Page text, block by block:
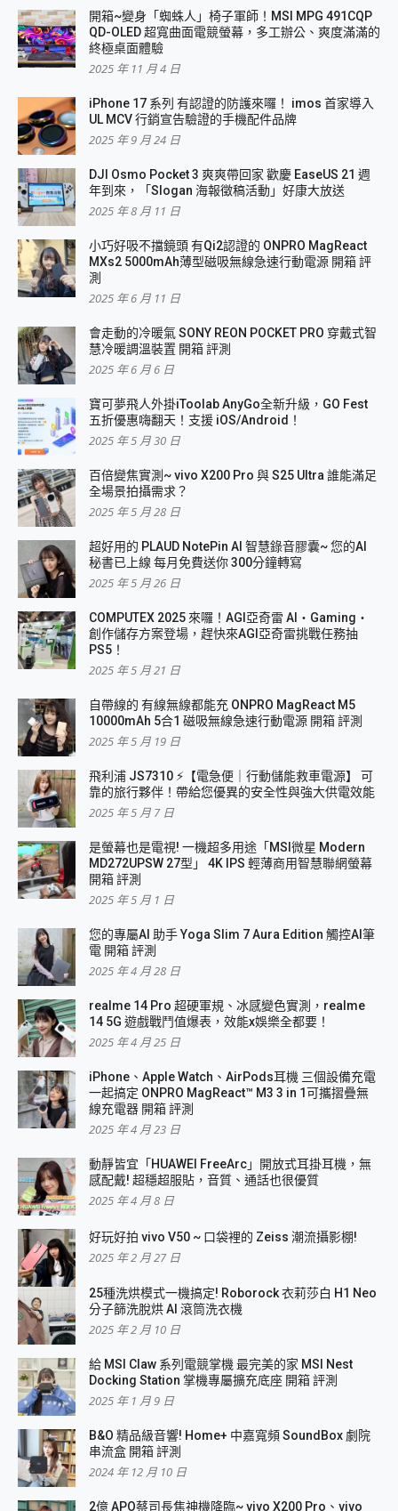
開箱~變身「蜘蛛人」椅子軍師！MSI MPG 491CQP
QD-OLED 超寬曲面電競螢幕，多工辦公、爽度滿滿的
終極桌面體驗
2025 年 11 月 4 日
iPhone 17 系列 有認證的防護來囉！ imos 首家導入
UL MCV 行銷宣告驗證的手機配件品牌
2025 年 9 月 24 日
DJI Osmo Pocket 3 爽爽帶回家 歡慶 EaseUS 21 週
年到來，「Slogan 海報徵稿活動」好康大放送
2025 年 8 月 11 日
小巧好吸不擋鏡頭 有Qi2認證的 ONPRO MagReact
MXs2 5000mAh薄型磁吸無線急速行動電源 開箱 評
測
2025 年 6 月 11 日
會走動的冷暖氣 SONY REON POCKET PRO 穿戴式智
慧冷暖調溫裝置 開箱 評測
2025 年 6 月 6 日
寶可夢飛人外掛iToolab AnyGo全新升級，GO Fest
五折優惠嗨翻天！支援 iOS/Android！
2025 年 5 月 30 日
百倍變焦實測~ vivo X200 Pro 與 S25 Ultra 誰能滿足
全場景拍攝需求？
2025 年 5 月 28 日
超好用的 PLAUD NotePin AI 智慧錄音膠囊~ 您的AI
秘書已上線 每月免費送你 300分鐘轉寫
2025 年 5 月 26 日
COMPUTEX 2025 來囉！AGI亞奇雷 AI・Gaming・
創作儲存方案登場，趕快來AGI亞奇雷挑戰任務抽
PS5！
2025 年 5 月 21 日
自帶線的 有線無線都能充 ONPRO MagReact M5
10000mAh 5合1 磁吸無線急速行動電源 開箱 評測
2025 年 5 月 19 日
飛利浦 JS7310 ⚡【電急便｜行動儲能救車電源】 可
靠的旅行夥伴！帶給您優異的安全性與強大供電效能
2025 年 5 月 7 日
是螢幕也是電視! 一機超多用途「MSI微星 Modern
MD272UPSW 27型」 4K IPS 輕薄商用智慧聯網螢幕
開箱 評測
2025 年 5 月 1 日
您的專屬AI 助手 Yoga Slim 7 Aura Edition 觸控AI筆
電 開箱 評測
2025 年 4 月 28 日
realme 14 Pro 超硬軍規、冰感變色實測，realme
14 5G 遊戲戰鬥值爆表，效能x娛樂全都要！
2025 年 4 月 25 日
iPhone、Apple Watch、AirPods耳機 三個設備充電
一起搞定 ONPRO MagReact™ M3 3 in 1可攜摺疊無
線充電器 開箱 評測
2025 年 4 月 23 日
動靜皆宜「HUAWEI FreeArc」開放式耳掛耳機，無
感配戴! 超穩超服貼，音質、通話也很優質
2025 年 4 月 8 日
好玩好拍 vivo V50 ~ 口袋裡的 Zeiss 潮流攝影棚!
2025 年 2 月 27 日
25種洗烘模式一機搞定! Roborock 衣莉莎白 H1 Neo
分子篩洗脫烘 AI 滾筒洗衣機
2025 年 2 月 10 日
給 MSI Claw 系列電競掌機 最完美的家 MSI Nest
Docking Station 掌機專屬擴充底座 開箱 評測
2025 年 1 月 9 日
B&O 精品級音響! Home+ 中嘉寬頻 SoundBox 劇院
串流盒 開箱 評測
2024 年 12 月 10 日
2億 APO蔡司長焦神機降臨~ vivo X200 Pro、vivo